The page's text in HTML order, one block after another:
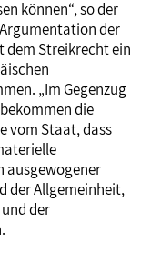
können“, so der
der
dem Streikrecht ein
„Im Gegenzug
die
vom Staat, dass
ausgewogener
der Allgemeinheit,
der